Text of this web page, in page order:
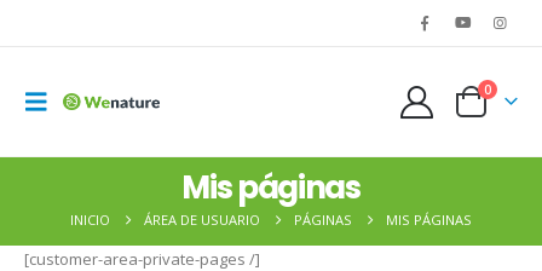
0
Mis páginas
INICIO ÁREA DE USUARIO PÁGINAS MIS PÁGINAS
[customer-area-private-pages /]